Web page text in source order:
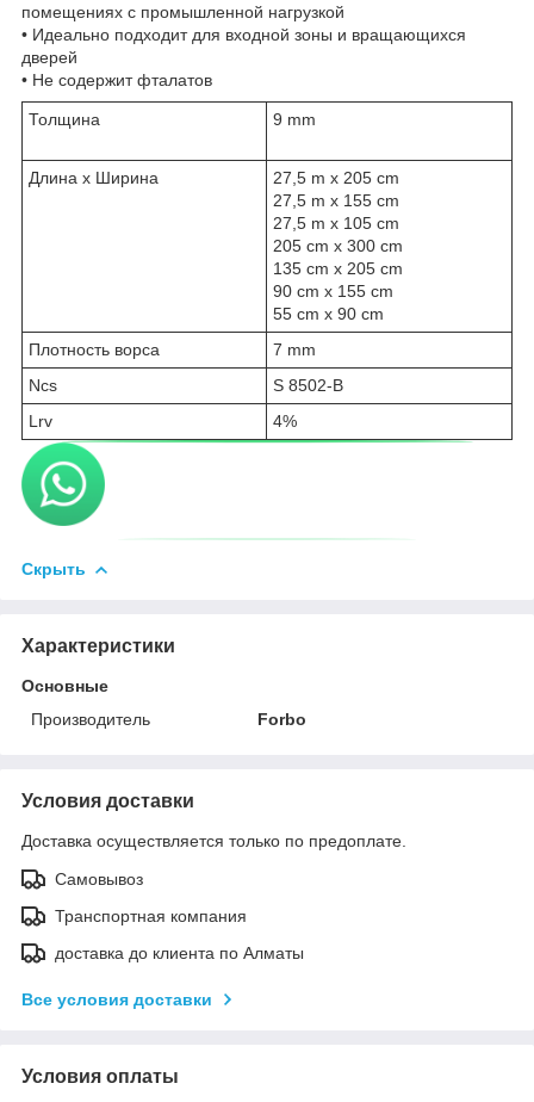
помещениях с промышленной нагрузкой
• Идеально подходит для входной зоны и вращающихся
дверей
• Не содержит фталатов
Толщина 9 mm
Длина х Ширина
27,5 m x 205 cm
27,5 m x 155 cm
27,5 m x 105 cm
205 cm x 300 cm
135 cm x 205 cm
90 cm x 155 cm
55 cm x 90 cm
Плотность ворса
7 mm
Ncs
S 8502-B
Lrv
4%
Скрыть
Характеристики
Основные
Производитель
Forbo
Условия доставки
Доставка осуществляется только по предоплате.
Самовывоз
Транспортная компания
доставка до клиента по Алматы
Все условия доставки
Условия оплаты